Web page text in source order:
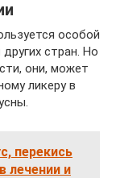
особой
стран. Но
они, может
ликеру в
перекись
лечении и